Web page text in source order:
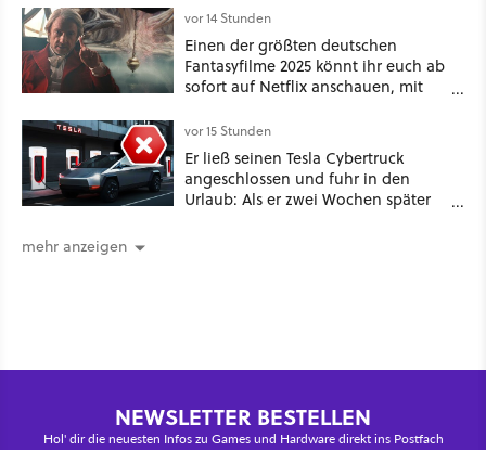
vor 14 Stunden
Einen der größten deutschen
Fantasyfilme 2025 könnt ihr euch ab
sofort auf Netflix anschauen, mit
vor 15 Stunden
Er ließ seinen Tesla Cybertruck
angeschlossen und fuhr in den
Urlaub: Als er zwei Wochen später
mehr anzeigen
NEWSLETTER BESTELLEN
Hol' dir die neuesten Infos zu Games und Hardware direkt ins Postfach